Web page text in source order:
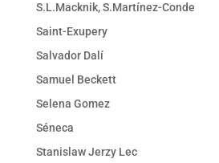
S.L.Macknik, S.Martínez-Conde
Saint-Exupery
Salvador Dalí
Samuel Beckett
Selena Gomez
Séneca
Stanislaw Jerzy Lec